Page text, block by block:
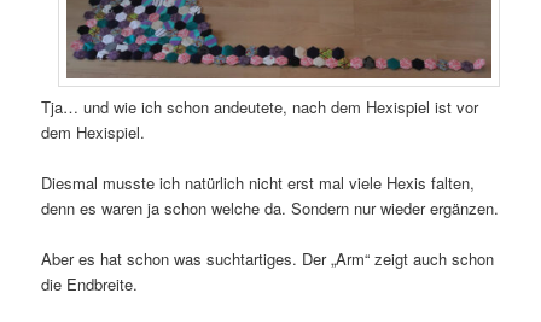
Tja… und wie ich schon andeutete, nach dem Hexispiel ist vor
dem Hexispiel.
Diesmal musste ich natürlich nicht erst mal viele Hexis falten,
denn es waren ja schon welche da. Sondern nur wieder ergänzen.
Aber es hat schon was suchtartiges. Der „Arm“ zeigt auch schon
die Endbreite.